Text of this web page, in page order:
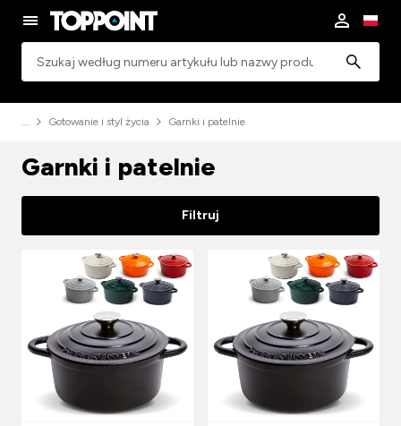
Gotowanie i styl życia Garnki i patelnie
Garnki i patelnie
Filtruj